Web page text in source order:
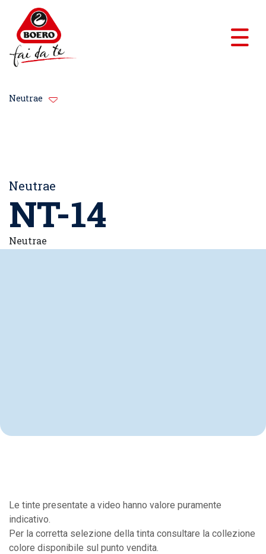
Neutrae
Neutrae
NT-14
Neutrae
Le tinte presentate a video hanno valore puramente
indicativo.
Per la corretta selezione della tinta consultare la collezione
colore disponibile sul punto vendita.